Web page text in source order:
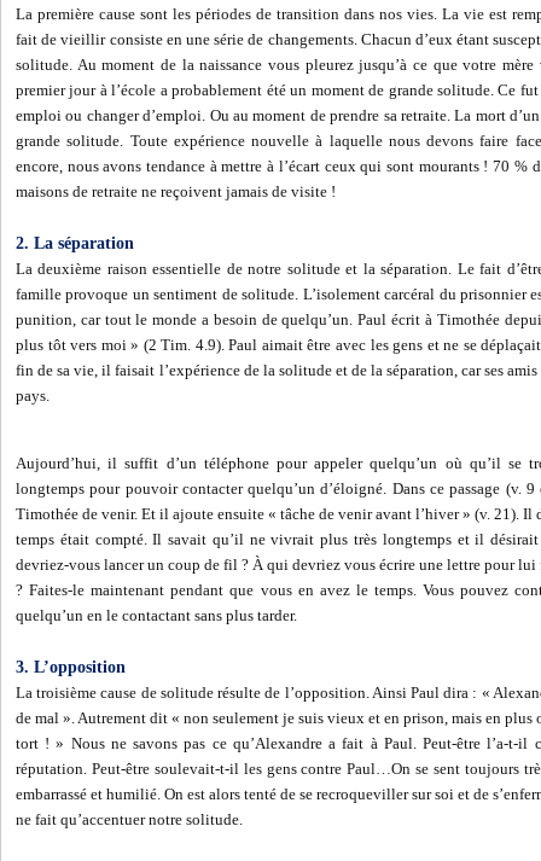
La première cause sont les périodes de transition dans nos vies. La vie est
fait de vieillir consiste en une série de changements. Chacun d’eux étant
solitude. Au moment de la naissance vous pleurez jusqu’à ce que votre mère
premier jour à l’école a probablement été un moment de grande solitude. Ce
emploi ou changer d’emploi. Ou au moment de prendre sa retraite. La mort
grande solitude. Toute expérience nouvelle à laquelle nous devons faire
encore, nous avons tendance à mettre à l’écart ceux qui sont mourants ! 70 %
maisons de retraite ne reçoivent jamais de visite !
2. La séparation
La deuxième raison essentielle de notre solitude et la séparation. Le fait
famille provoque un sentiment de solitude. L’isolement carcéral du prisonnier
punition, car tout le monde a besoin de quelqu’un. Paul écrit à Timothée
plus tôt vers moi » (2 Tim. 4.9). Paul aimait être avec les gens et ne se
fin de sa vie, il faisait l’expérience de la solitude et de la séparation, car ses
pays.
Aujourd’hui, il suffit d’un téléphone pour appeler quelqu’un où qu’il se
longtemps pour pouvoir contacter quelqu’un d’éloigné. Dans ce passage (v.
Timothée de venir. Et il ajoute ensuite « tâche de venir avant l’hiver » (v. 21). Il
temps était compté. Il savait qu’il ne vivrait plus très longtemps et il
devriez-vous lancer un coup de fil ? À qui devriez vous écrire une lettre pour lui
? Faites-le maintenant pendant que vous en avez le temps. Vous pouvez
quelqu’un en le contactant sans plus tarder.
3. L’opposition
La troisième cause de solitude résulte de l’opposition. Ainsi Paul dira : «
de mal ». Autrement dit « non seulement je suis vieux et en prison, mais en plus
tort ! » Nous ne savons pas ce qu’Alexandre a fait à Paul. Peut-être l’a-t-il
réputation. Peut-être soulevait-t-il les gens contre Paul…On se sent toujours
embarrassé et humilié. On est alors tenté de se recroqueviller sur soi et de
ne fait qu’accentuer notre solitude.